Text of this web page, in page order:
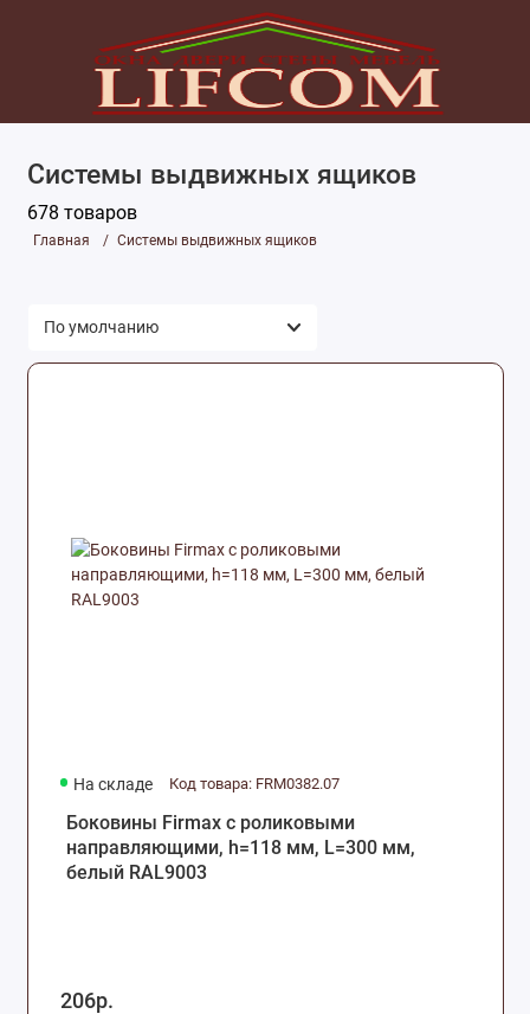
Системы выдвижных ящиков
678 товаров
Главная Системы выдвижных ящиков
На складе Код товара: FRM0382.07
Боковины Firmax с роликовыми
направляющими, h=118 мм, L=300 мм,
белый RAL9003
206р.